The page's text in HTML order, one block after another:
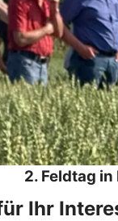
2. Feldtag
Ihr